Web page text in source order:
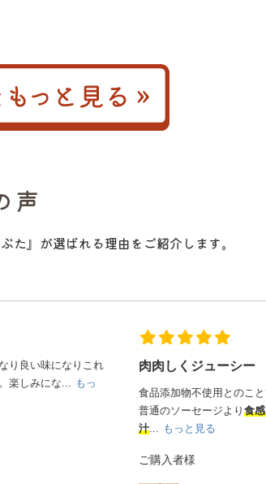
声
た』が選ばれる理由をご紹介します。
した。
オーブンでじっく
ホームパーティのメイ
リューミーで味も見た